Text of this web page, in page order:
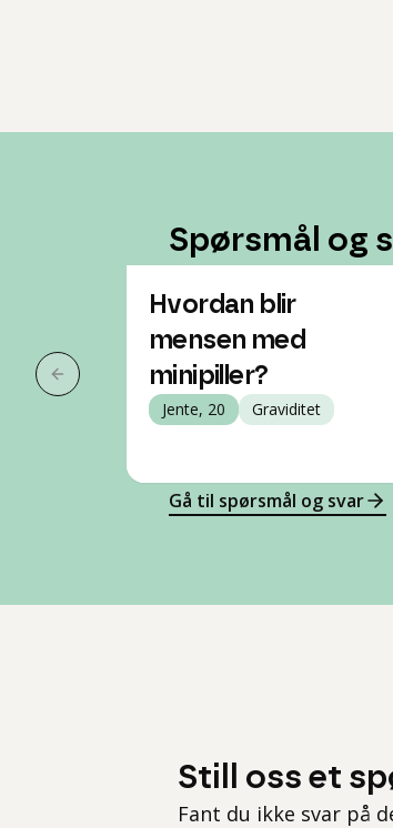
Spørsmål og
Forrige slide
Hvordan blir
mensen med
minipiller?
Jente, 20 Graviditet
Gå til spørsmål og svar
Still oss et
Fant du ikke svar på